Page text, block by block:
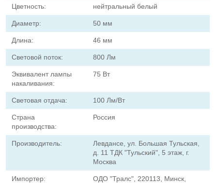
Цветность: нейтральный белый
Диаметр: 50 мм
Длина: 46 мм
Световой поток: 800 Лм
Эквивалент лампы
накаливания:
75 Вт
Световая отдача: 100 Лм/Вт
Страна
производства:
Россия
Производитель:
Левдансе, ул. Большая Тульская,
д. 11 ТДК "Тульский", 5 этаж, г.
Москва
Импортер:
ОДО "Тралс", 220113, Минск,